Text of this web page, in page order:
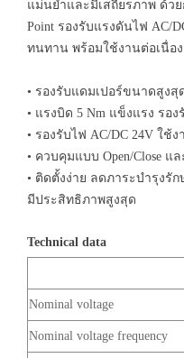
แม่นยำและมีเสถียรภาพ ด้วย
Point รองรับแรงดันไฟ AC/
ทนทาน พร้อมใช้งานต่อเนื่อง
• รองรับแดมเปอร์ขนาดสูงสุ
• แรงบิด 5 Nm แข็งแรง รอ
• รองรับไฟ AC/DC 24V ใช้
• ควบคุมแบบ Open/Close แ
• ติดตั้งง่าย ลดภาระบำรุงรั
มีประสิทธิภาพสูงสุด
Technical data
Nominal voltage
Nominal voltage frequency